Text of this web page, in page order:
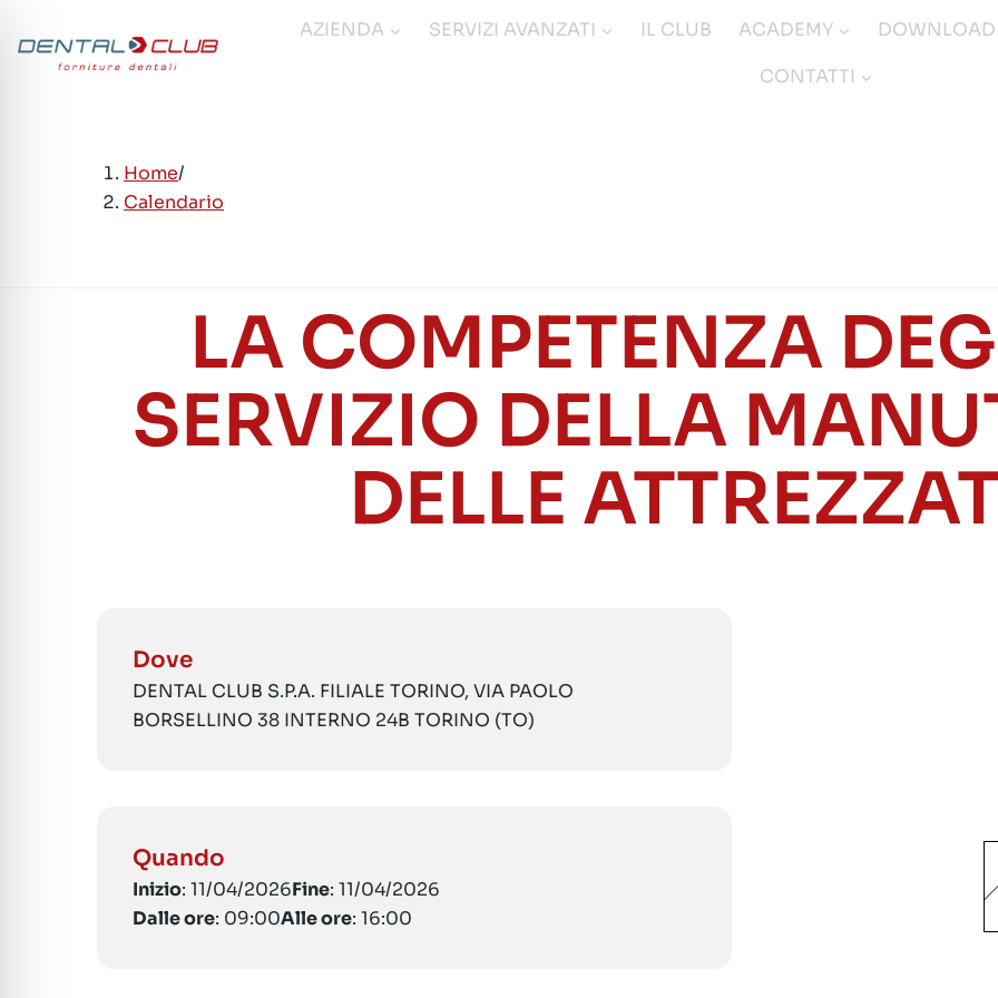
contenuto
AZIENDA SERVIZI AVANZATI IL CLUB ACADEMY
DOWNLOAD
CONTATTI
Home/
Calendario
LA COMPETENZA
SERVIZIO DELLA
DELLE
Dove
DENTAL CLUB S.P.A. FILIALE TORINO, VIA PAOLO
BORSELLINO 38 INTERNO 24B TORINO (TO)
Quando
Inizio: 11/04/2026Fine: 11/04/2026
Dalle ore: 09:00Alle ore: 16:00